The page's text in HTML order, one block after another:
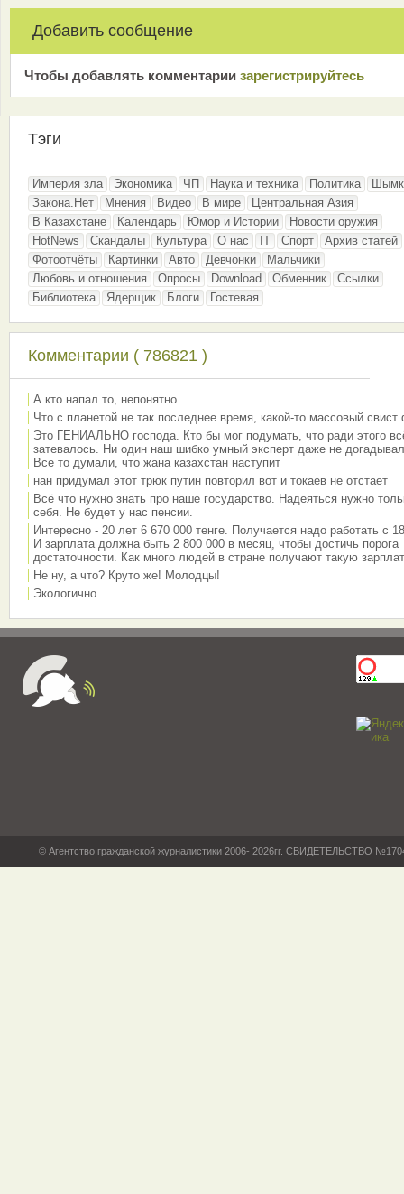
Добавить сообщение
Чтобы добавлять комментарии зарeгиcтрирyйтeсь
Тэги
Империя зла Экономика ЧП Наука и техника Политика
Закона.Нет
Мнения Видео В мире
Центральная Азия
В Казахстане
Календарь Юмор и Истории
Новости оружия
HotNews
Скандалы Культура О нас IT Спорт
Архив статей
Фотоотчёты
Картинки Авто Девчонки
Мальчики
Любовь и отношения
Опросы Download Обменник
Ссылки
Библиотека
Ядерщик Блоги Гостевая
Комментарии ( 786821 )
А кто напал то, непонятно
Что с планетой не так последнее время, какой-то массовый свист
Это ГЕНИАЛЬНО господа. Кто бы мог подумать, что ради этого
затевалось. Ни один наш шибко умный эксперт даже не
Все то думали, что жана казахстан наступит
нан придумал этот трюк путин повторил вот и токаев не отстает
Всё что нужно знать про наше государство. Надеяться нужно
себя. Не будет у нас пенсии.
Интересно - 20 лет 6 670 000 тенге. Получается надо работать с
И зарплата должна быть 2 800 000 в месяц, чтобы достичь порога
достаточности. Как много людей в стране получают такую
Не ну, а что? Круто же! Молодцы!
Экологично
© Агентство гражданской журналистики 2006- 2026гг. СВИДЕТЕЛЬСТВО